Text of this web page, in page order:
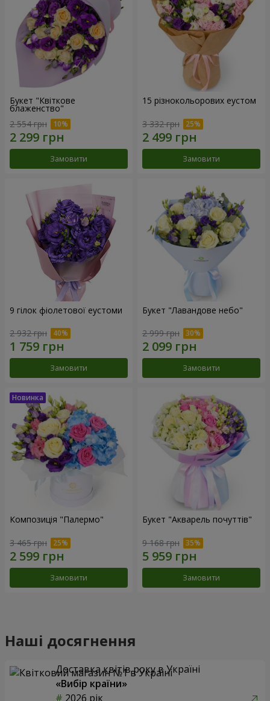
Букет "Квіткове
блаженство"
2 554 грн
Замовити
15 різнокольорових еустом
3 332 грн
Замовити
9 гілок фіолетової еустоми
2 932 грн
Замовити
Букет "Лавандове небо"
2 999 грн
Замовити
Композиція "Палермо"
3 465 грн
Замовити
Букет "Акварель почуттів"
9 168 грн
Замовити
Наші досягнення
Доставка квітів року в Україні
«Вибір країни»
2026 рік